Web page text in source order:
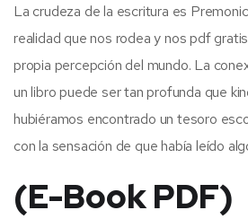
La crudeza de la escritura es
realidad que nos rodea y nos pdf
propia percepción del mundo. La
un libro puede ser tan profunda que
hubiéramos encontrado un tesoro
con la sensación de que había leído
(E-Book PDF)